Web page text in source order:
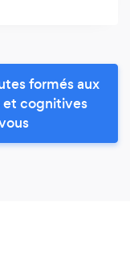
formés aux
cognitives